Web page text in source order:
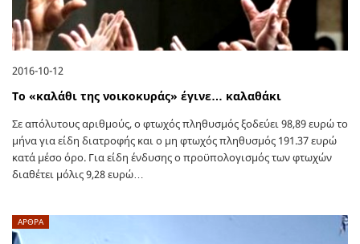
2016-10-12
To «καλάθι της νοικοκυράς» έγινε… καλαθάκι
Σε απόλυτους αριθμούς, ο φτωχός πληθυσμός ξοδεύει 98,89 ευρώ το
μήνα για είδη διατροφής και ο μη φτωχός πληθυσμός 191.37 ευρώ
κατά μέσο όρο. Για είδη ένδυσης ο προϋπολογισμός των φτωχών
διαθέτει μόλις 9,28 ευρώ…
ΑΡΘΡΑ